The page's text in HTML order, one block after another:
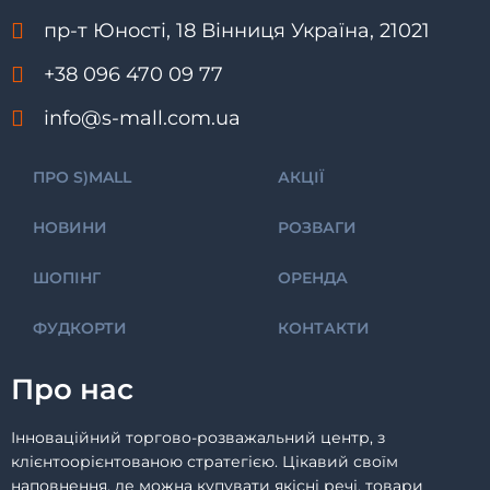
пр-т Юності, 18 Вінниця Україна, 21021
+38 096 470 09 77
info@s-mall.com.ua
ПРО S)MALL
НОВИНИ
ШОПІНГ
ФУДКОРТИ
АКЦІЇ
РОЗВАГИ
ОРЕНДА
КОНТАКТИ
Про нас
Інноваційний торгово-розважальний центр, з
клієнтоорієнтованою стратегією. Цікавий своїм
наповнення, де можна купувати якісні речі, товари